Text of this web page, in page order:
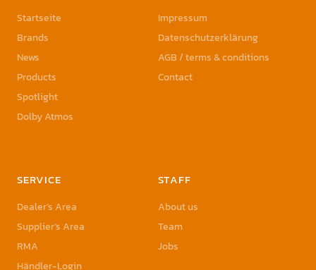
Startseite
Brands
News
Products
Spotlight
Dolby Atmos
Impressum
Datenschutzerklärung
AGB / terms & conditions
Contact
SERVICE
Dealer’s Area
Supplier’s Area
RMA
Händler-Login
STAFF
About us
Team
Jobs